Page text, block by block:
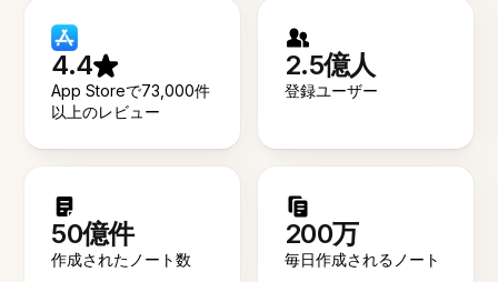
4.4
App Storeで73,000件
以上のレビュー
2.5億人
登録ユーザー
50億件
作成されたノート数
200万
毎日作成されるノート